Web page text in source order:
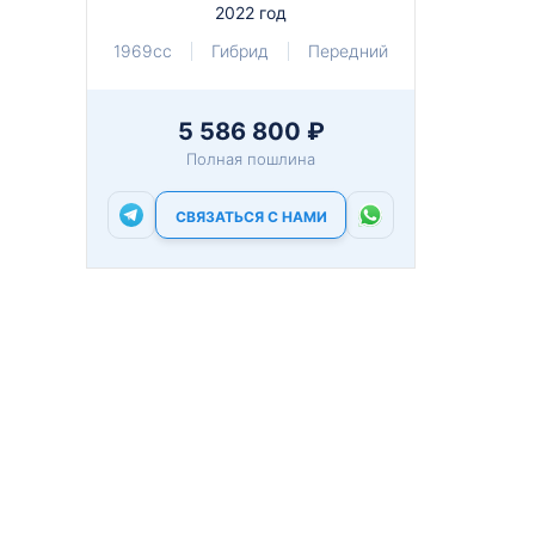
2022 год
1969cc
Гибрид Передний
5 586 800 ₽
Полная пошлина
СВЯЗАТЬСЯ С НАМИ